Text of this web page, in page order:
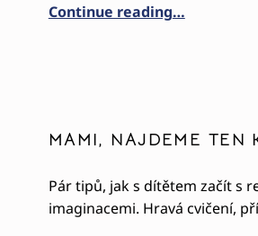
Continue reading…
MAMI, NAJDEME TEN
Pár tipů, jak s dítětem začít s
imaginacemi. Hravá cvičení,